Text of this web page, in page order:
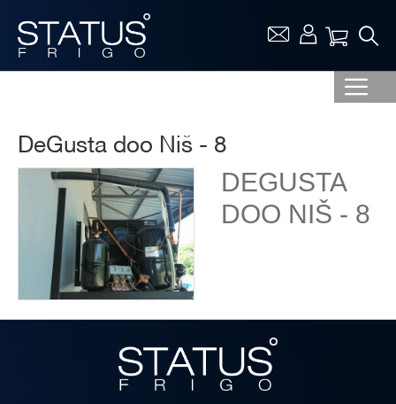
Vaša
DeGusta doo Niš - 8
DEGUSTA
DOO NIŠ - 8